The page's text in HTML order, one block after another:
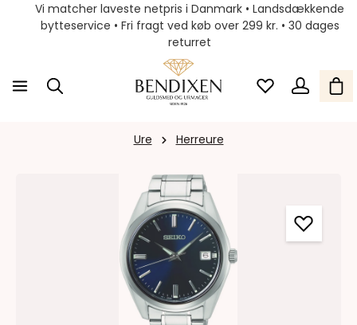
Vi matcher laveste netpris i Danmark • Landsdækkende
bytteservice • Fri fragt ved køb over 299 kr. • 30 dages
returret
Ure Herreure